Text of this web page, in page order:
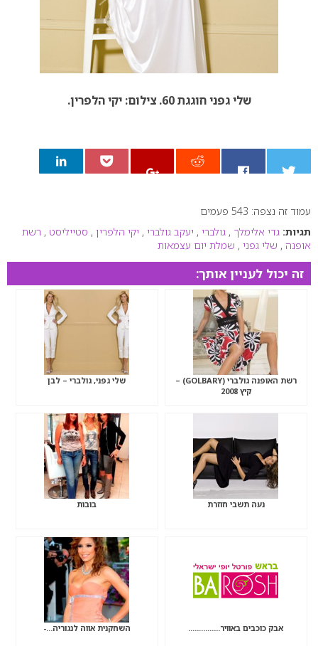
שלי גפני חוגגת 60. צילום: יקי הלפרין.
0עמוד זה נצפה: 543 פעמים
תגיות: גדי אלימלך , גולברי , יעקב גולברי , יקי הלפרין , סטייליסט , רשת
אופנה , שלי גפני , שמלת יום עצמאות
זה יכול לעניין אותך:
רשת האופנה גולברי (GOLBARY) –
קיץ 2008
שלי גפני, גולברי – לבן
נעה תשבי חוזרת בובות
אבק כוכבים באוויר…………… השחקנית אווה לנגוריה…-